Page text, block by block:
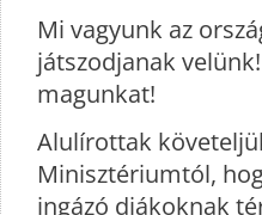
Mi vagyunk az
játszodjanak
magunkat!
Alulírottak
Minisztériumtól,
ingázó diákoknak